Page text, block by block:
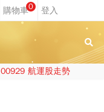
0
00929 航運股走勢